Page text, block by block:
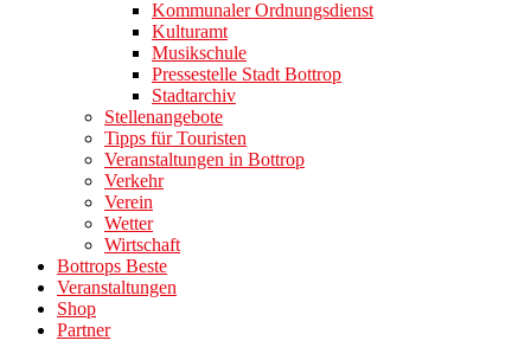
Kommunaler Ordnungsdienst
Kulturamt
Musikschule
Pressestelle Stadt Bottrop
Stadtarchiv
Stellenangebote
Tipps für Touristen
Veranstaltungen in Bottrop
Verkehr
Verein
Wetter
Wirtschaft
Bottrops Beste
Veranstaltungen
Shop
Partner